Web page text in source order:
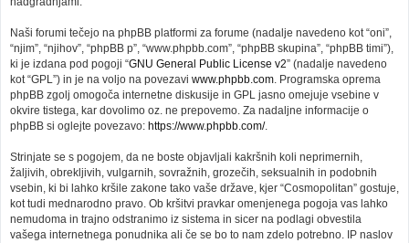
Naši forumi tečejo na phpBB platformi za forume (nadalje navedeno kot “oni”,
“njim”, “njihov”, “phpBB p”, “www.phpbb.com”, “phpBB skupina”, “phpBB timi”),
ki je izdana pod pogoji “GNU General Public License v2” (nadalje navedeno
kot “GPL”) in je na voljo na povezavi www.phpbb.com. Programska oprema
phpBB zgolj omogoča internetne diskusije in GPL jasno omejuje vsebine v
okvire tistega, kar dovolimo oz. ne prepovemo. Za nadaljne informacije o
phpBB si oglejte povezavo: https://www.phpbb.com/.
Strinjate se s pogojem, da ne boste objavljali kakršnih koli neprimernih,
žaljivih, obrekljivih, vulgarnih, sovražnih, grozečih, seksualnih in podobnih
vsebin, ki bi lahko kršile zakone tako vaše države, kjer “Cosmopolitan” gostuje,
kot tudi mednarodno pravo. Ob kršitvi pravkar omenjenega pogoja vas lahko
nemudoma in trajno odstranimo iz sistema in sicer na podlagi obvestila
vašega internetnega ponudnika ali če se bo to nam zdelo potrebno. IP naslov